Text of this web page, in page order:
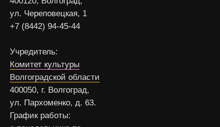
ул. Череповецкая, 1
+7 (8442) 94-45-44
Учредитель:
Комитет культуры
Волгоградской области
400050, г. Волгоград,
ул. Пархоменко, д. 63.
График работы: